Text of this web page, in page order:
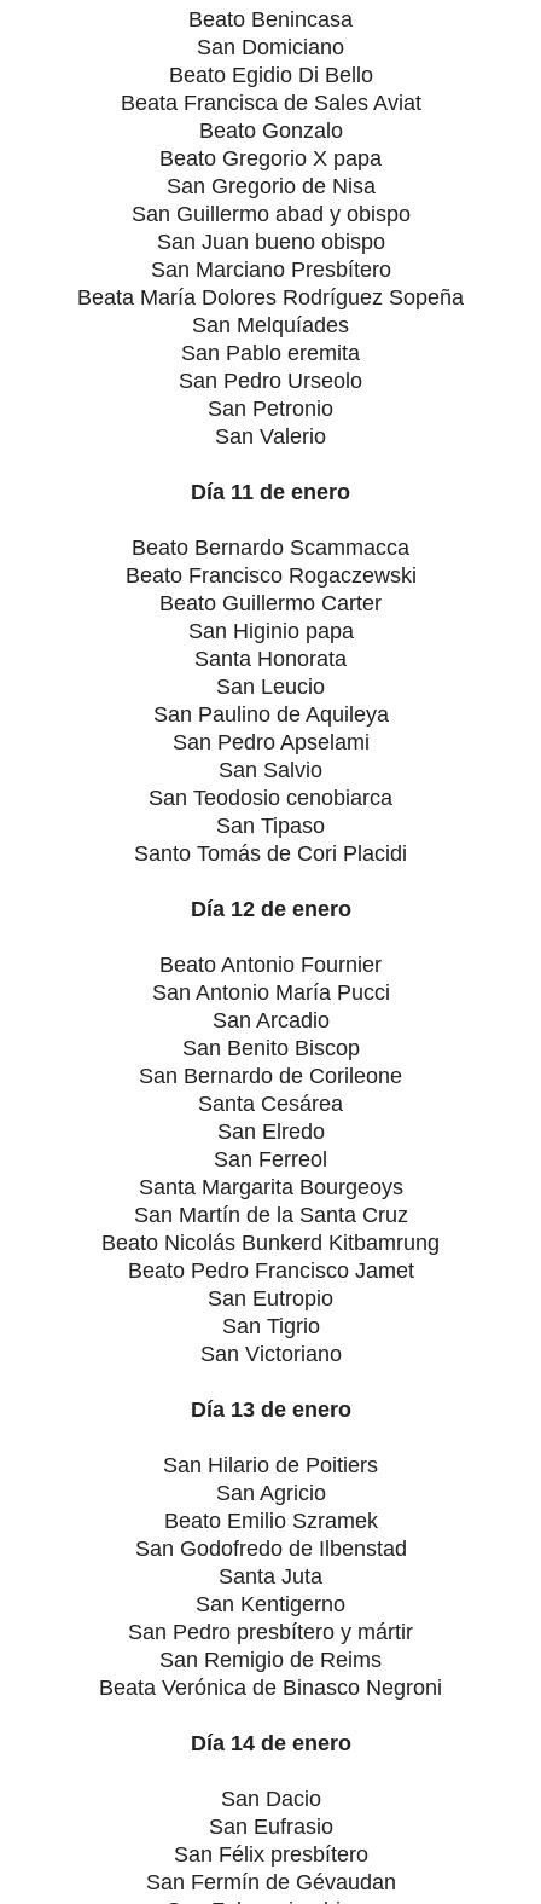
Beato Benincasa
San Domiciano
Beato Egidio Di Bello
Beata Francisca de Sales Aviat
Beato Gonzalo
Beato Gregorio X papa
San Gregorio de Nisa
San Guillermo abad y obispo
San Juan bueno obispo
San Marciano Presbítero
Beata María Dolores Rodríguez Sopeña
San Melquíades
San Pablo eremita
San Pedro Urseolo
San Petronio
San Valerio
Día 11 de enero
Beato Bernardo Scammacca
Beato Francisco Rogaczewski
Beato Guillermo Carter
San Higinio papa
Santa Honorata
San Leucio
San Paulino de Aquileya
San Pedro Apselami
San Salvio
San Teodosio cenobiarca
San Tipaso
Santo Tomás de Cori Placidi
Día 12 de enero
Beato Antonio Fournier
San Antonio María Pucci
San Arcadio
San Benito Biscop
San Bernardo de Corileone
Santa Cesárea
San Elredo
San Ferreol
Santa Margarita Bourgeoys
San Martín de la Santa Cruz
Beato Nicolás Bunkerd Kitbamrung
Beato Pedro Francisco Jamet
San Eutropio
San Tigrio
San Victoriano
Día 13 de enero
San Hilario de Poitiers
San Agricio
Beato Emilio Szramek
San Godofredo de Ilbenstad
Santa Juta
San Kentigerno
San Pedro presbítero y mártir
San Remigio de Reims
Beata Verónica de Binasco Negroni
Día 14 de enero
San Dacio
San Eufrasio
San Félix presbítero
San Fermín de Gévaudan